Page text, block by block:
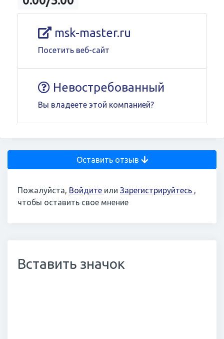
msk-master.ru
Посетить веб-сайт
Невостребованный
Вы владеете этой компанией?
Оставить отзыв
Пожалуйста, Войдите или Зарегистрируйтесь ,
чтобы оставить свое мнение
Вставить значок